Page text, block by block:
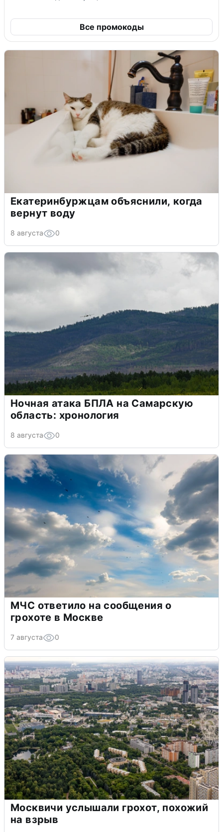
Все промокоды
Екатеринбуржцам объяснили, когда
вернут воду
8 августа 0
Ночная атака БПЛА на Самарскую
область: хронология
8 августа 0
МЧС ответило на сообщения о
грохоте в Москве
7 августа 0
Москвичи услышали грохот, похожий
на взрыв